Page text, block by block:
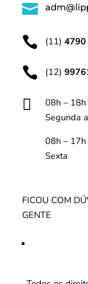

 (11) 4790
 (12)

08h – 18h
Segunda
08h – 17h
Sexta
FICOU COM
GENTE